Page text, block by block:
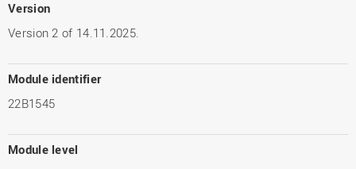
Version
Version 2 of 14.11.2025.
Module identifier
22B1545
Module level